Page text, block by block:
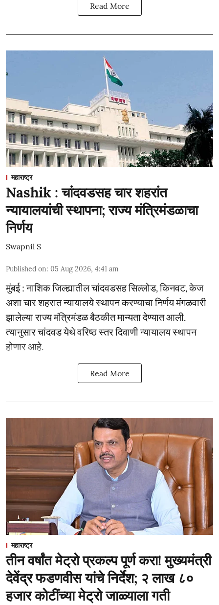
Read More
महाराष्ट्र
Nashik : चांदवडसह चार शहरांत
न्यायालयांची स्थापना; राज्य मंत्रिमंडळाचा
निर्णय
Swapnil S
Published on: 05 Aug 2026, 4:41 am
मुंबई : नाशिक जिल्ह्यातील चांदवडसह सिल्लोड, किनवट, केज
अशा चार शहरात न्यायालये स्थापन करण्याचा निर्णय मंगळवारी
झालेल्या राज्य मंत्रिमंडळ बैठकीत मान्यता देण्यात आली.
त्यानुसार चांदवड येथे वरिष्ठ स्तर दिवाणी न्यायालय स्थापन
होणार आहे.
Read More
महाराष्ट्र
तीन वर्षांत मेट्रो प्रकल्प पूर्ण करा! मुख्यमंत्री
देवेंद्र फडणवीस यांचे निर्देश; २ लाख ८०
हजार कोटींच्या मेट्रो जाळ्याला गती